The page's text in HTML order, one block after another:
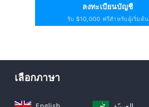
ลงทะเบียนบัญชี
รับ $10,000 ฟรีสำหรับผู้เริ่มต้น
เลือกภาษา